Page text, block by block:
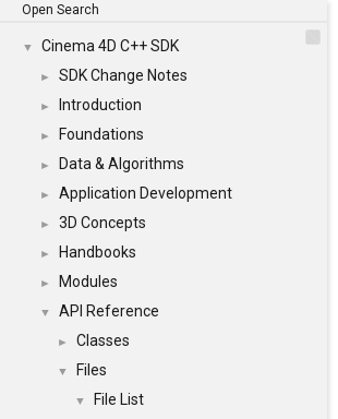
Open Search
▼ Cinema 4D C++ SDK
► SDK Change Notes
► Introduction
► Foundations
► Data & Algorithms
► Application Development
► 3D Concepts
► Handbooks
► Modules
▼ API Reference
► Classes
▼ Files
▼ File List